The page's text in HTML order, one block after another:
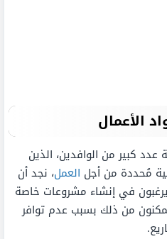
الأعمال
عدد كبير من الوافدين، الذين
مُحددة من أجل العمل، نجد أن
في إنشاء مشروعات خاصة
من ذلك بسبب عدم توافر